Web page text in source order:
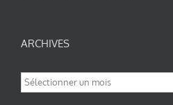
ARCHIVES
Archives